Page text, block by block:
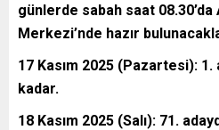
günlerde sabah saat
Merkezi’nde hazır
17 Kasım 2025 (Pazartesi): 1.
kadar.
18 Kasım 2025 (Salı): 71.